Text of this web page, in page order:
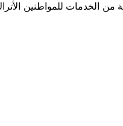
الخدمات للمواطنين الأتراك